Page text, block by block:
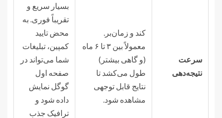
سرعت
نتیجه‌دهی
کند و زمان‌بر.
معمولاً بین ۳ تا ۶ ماه
(و گاهی بیشتر)
طول می‌کشد تا
نتایج قابل توجهی
مشاهده شود.
بسیار سریع و
تقریباً فوری. به
محض تایید
کمپین، تبلیغات
شما می‌تواند در
صفحه اول
گوگل نمایش
داده شود و
ترافیک جذب